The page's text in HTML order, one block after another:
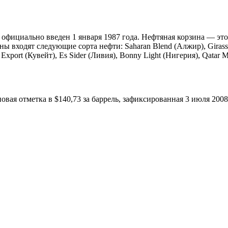
введен 1 января 1987 года. Нефтяная корзина —
входят следующие сорта нефти: Saharan Blend (Алжир),
(Кувейт), Es Sider (Ливия), Bonny Light (Нигерия), Qatar
отметка в $140,73 за баррель, зафиксированная 3 июля